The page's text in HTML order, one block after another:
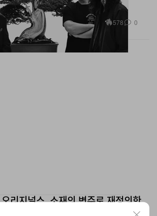
578 0
리지널스, 소재의 변주로 재정의한